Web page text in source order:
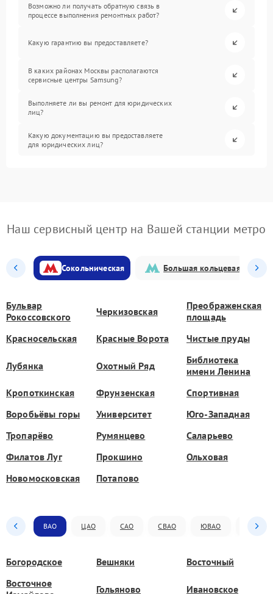
Возможно ли получать обратную связь в
процессе выполнения ремонтных работ?
Какую гарантию вы предоставляете?
В каких районах Москвы располагаются
сервисные центры Samsung?
Выполняете ли вы ремонт для юридических
лиц?
Какую документацию вы предоставляете
для юридических лиц?
Наш сервисный центр на Вашей станции метро
Сокольническая Большая кольцевая
Бульвар
Рокоссовского
Черкизовская
Преображенская
площадь
Красносельская
Красные Ворота Чистые пруды
Лубянка Охотный Ряд
Библиотека
имени Ленина
Кропоткинская
Фрунзенская
Спортивная
Воробьёвы горы
Университет
Юго-Западная
Тропарёво
Румянцево
Саларьево
Филатов Луг
Прокшино
Ольховая
Новомосковская
Потапово
ВАО ЦАО САО СВАО ЮВАО ЮАО
Богородское Вешняки
Восточный
Восточное
Гольяново Ивановское